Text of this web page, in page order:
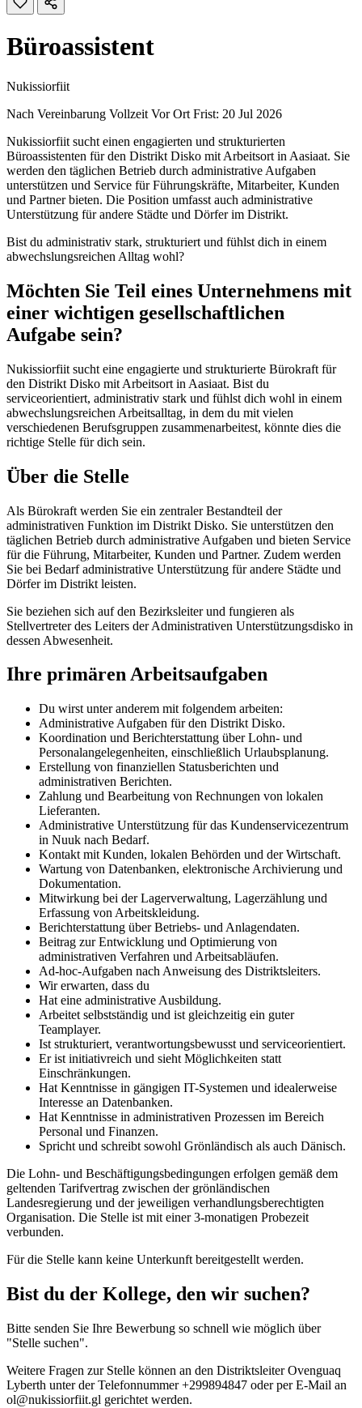
Büroassistent
Nukissiorfiit
Nach Vereinbarung Vollzeit Vor Ort Frist: 20 Jul 2026
Nukissiorfiit sucht einen engagierten und strukturierten
Büroassistenten für den Distrikt Disko mit Arbeitsort in Aasiaat. Sie
werden den täglichen Betrieb durch administrative Aufgaben
unterstützen und Service für Führungskräfte, Mitarbeiter, Kunden
und Partner bieten. Die Position umfasst auch administrative
Unterstützung für andere Städte und Dörfer im Distrikt.
Bist du administrativ stark, strukturiert und fühlst dich in einem
abwechslungsreichen Alltag wohl?
Möchten Sie Teil eines Unternehmens mit
einer wichtigen gesellschaftlichen
Aufgabe sein?
Nukissiorfiit sucht eine engagierte und strukturierte Bürokraft für
den Distrikt Disko mit Arbeitsort in Aasiaat. Bist du
serviceorientiert, administrativ stark und fühlst dich wohl in einem
abwechslungsreichen Arbeitsalltag, in dem du mit vielen
verschiedenen Berufsgruppen zusammenarbeitest, könnte dies die
richtige Stelle für dich sein.
Über die Stelle
Als Bürokraft werden Sie ein zentraler Bestandteil der
administrativen Funktion im Distrikt Disko. Sie unterstützen den
täglichen Betrieb durch administrative Aufgaben und bieten Service
für die Führung, Mitarbeiter, Kunden und Partner. Zudem werden
Sie bei Bedarf administrative Unterstützung für andere Städte und
Dörfer im Distrikt leisten.
Sie beziehen sich auf den Bezirksleiter und fungieren als
Stellvertreter des Leiters der Administrativen Unterstützungsdisko in
dessen Abwesenheit.
Ihre primären Arbeitsaufgaben
Du wirst unter anderem mit folgendem arbeiten:
Administrative Aufgaben für den Distrikt Disko.
Koordination und Berichterstattung über Lohn- und
Personalangelegenheiten, einschließlich Urlaubsplanung.
Erstellung von finanziellen Statusberichten und
administrativen Berichten.
Zahlung und Bearbeitung von Rechnungen von lokalen
Lieferanten.
Administrative Unterstützung für das Kundenservicezentrum
in Nuuk nach Bedarf.
Kontakt mit Kunden, lokalen Behörden und der Wirtschaft.
Wartung von Datenbanken, elektronische Archivierung und
Dokumentation.
Mitwirkung bei der Lagerverwaltung, Lagerzählung und
Erfassung von Arbeitskleidung.
Berichterstattung über Betriebs- und Anlagendaten.
Beitrag zur Entwicklung und Optimierung von
administrativen Verfahren und Arbeitsabläufen.
Ad-hoc-Aufgaben nach Anweisung des Distriktsleiters.
Wir erwarten, dass du
Hat eine administrative Ausbildung.
Arbeitet selbstständig und ist gleichzeitig ein guter
Teamplayer.
Ist strukturiert, verantwortungsbewusst und serviceorientiert.
Er ist initiativreich und sieht Möglichkeiten statt
Einschränkungen.
Hat Kenntnisse in gängigen IT-Systemen und idealerweise
Interesse an Datenbanken.
Hat Kenntnisse in administrativen Prozessen im Bereich
Personal und Finanzen.
Spricht und schreibt sowohl Grönländisch als auch Dänisch.
Die Lohn- und Beschäftigungsbedingungen erfolgen gemäß dem
geltenden Tarifvertrag zwischen der grönländischen
Landesregierung und der jeweiligen verhandlungsberechtigten
Organisation. Die Stelle ist mit einer 3-monatigen Probezeit
verbunden.
Für die Stelle kann keine Unterkunft bereitgestellt werden.
Bist du der Kollege, den wir suchen?
Bitte senden Sie Ihre Bewerbung so schnell wie möglich über
"Stelle suchen".
Weitere Fragen zur Stelle können an den Distriktsleiter Ovenguaq
Lyberth unter der Telefonnummer +299894847 oder per E-Mail an
ol@nukissiorfiit.gl gerichtet werden.